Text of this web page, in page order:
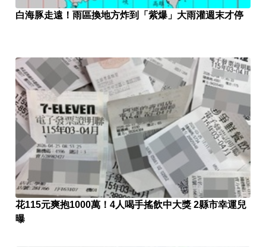
白海豚走遠！雨區換地方炸到「紫爆」大雨灌週末才停
花115元爽抱1000萬！4人喝手搖飲中大獎 2縣市幸運兒
曝